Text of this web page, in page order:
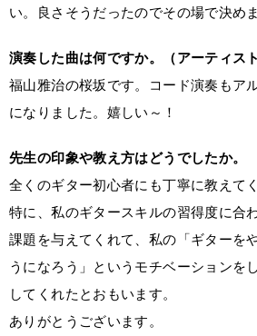
い。良さそうだったのでその場で決めま
演奏した曲は何ですか。（アーティス
福山雅治の桜坂です。コード演奏もア
になりました。嬉しい～！
先生の印象や教え方はどうでしたか。
全くのギター初心者にも丁寧に教えて
特に、私のギタースキルの習得度に合
課題を与えてくれて、私の「ギターを
うになろう」というモチベーションを
してくれたとおもいます。
ありがとうございます。